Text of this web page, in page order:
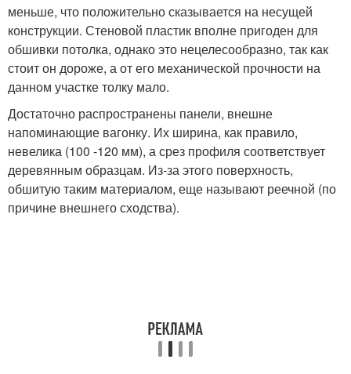
меньше, что положительно сказывается на несущей
конструкции. Стеновой пластик вполне пригоден для
обшивки потолка, однако это нецелесообразно, так как
стоит он дороже, а от его механической прочности на
данном участке толку мало.
Достаточно распространены панели, внешне
напоминающие вагонку. Их ширина, как правило,
невелика (100 -120 мм), а срез профиля соответствует
деревянным образцам. Из-за этого поверхность,
обшитую таким материалом, еще называют реечной (по
причине внешнего сходства).